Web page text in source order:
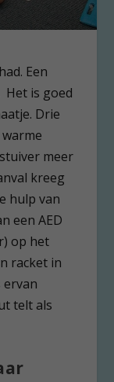
Een
is goed
Drie
meer
kreeg
hulp van
een AED
op het
racket in
ervan
telt als